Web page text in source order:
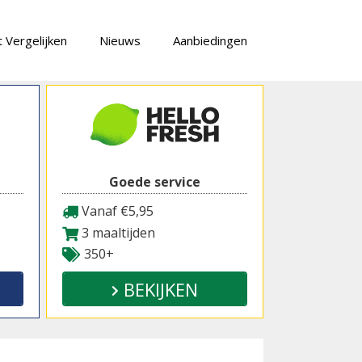
Vergelijken Nieuws Aanbiedingen
Goede service
Vanaf €5,95
3 maaltijden
350+
BEKIJKEN